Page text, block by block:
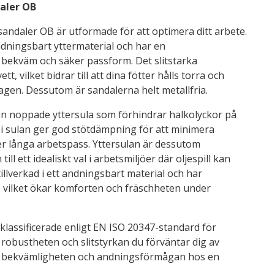
OB
OB är utformade för att optimera ditt arbete.
yttermaterial och har en
och säker passform. Det slitstarka
vilket bidrar till att dina fötter hålls torra och
Dessutom är sandalerna helt metallfria.
noppade yttersula som förhindrar halkolyckor på
sulan ger god stötdämpning för att minimera
långa arbetspass. Yttersulan är dessutom
ett idealiskt val i arbetsmiljöer där oljespill kan
i ett andningsbart material och har
ökar komforten och fräschheten under
enligt EN ISO 20347-standard för
och slitstyrkan du förväntar dig av
och andningsförmågan hos en